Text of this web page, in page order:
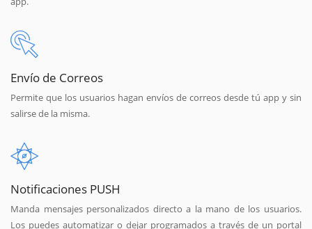
Envío de Correos
Permite que los usuarios hagan envíos de correos desde tú app y sin
salirse de la misma.
Notificaciones PUSH
Manda mensajes personalizados directo a la mano de los usuarios.
Los puedes automatizar o dejar programados a través de un portal